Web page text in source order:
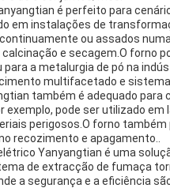
é perfeito para
em instalações de
ou assados
e secagem.O forno
a metalurgia de pó na
multifacetado e
também é adequado para
exemplo, pode ser utilizado
perigosos.O forno
recozimento e apagamento..
Yanyangtian é uma
de extracção de fumaça
a segurança e a eficiência